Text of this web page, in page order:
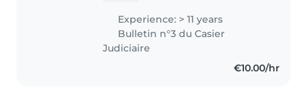
j ai également un cap de petite
enfance depuis plusieurs années
je travaille pendant 9..
Experience: > 11 years
Bulletin n°3 du Casier
Judiciaire
€10.00/hr